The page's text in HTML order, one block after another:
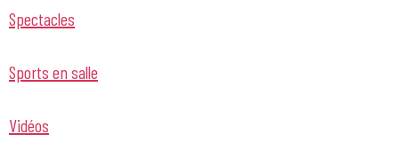
Spectacles
Sports en salle
Vidéos